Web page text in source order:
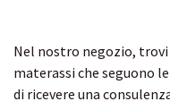
Nel nostro negozio,
materassi che seguono
di ricevere una